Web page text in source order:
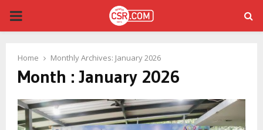
PRIMARY
Home Monthly Archives: January 2026
Month : January 2026